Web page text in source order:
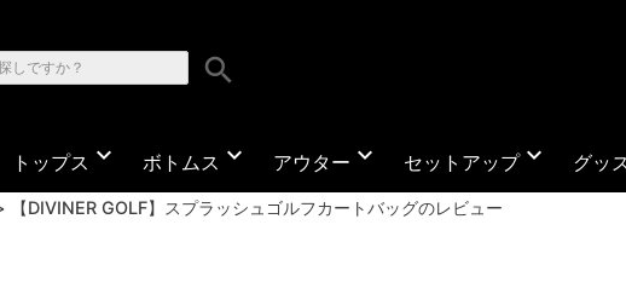
search
トップス expand_more ボトムス expand_more アウター expand_more セットアップexpand_more グッ
【DIVINER GOLF】スプラッシュゴルフカートバッグのレビュー